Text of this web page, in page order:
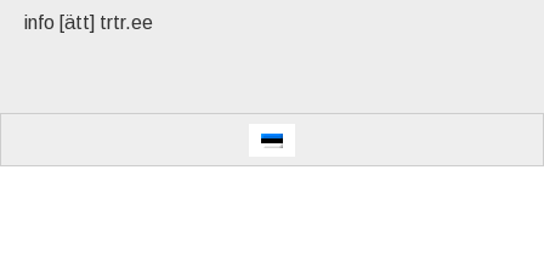
info [ätt] trtr.ee